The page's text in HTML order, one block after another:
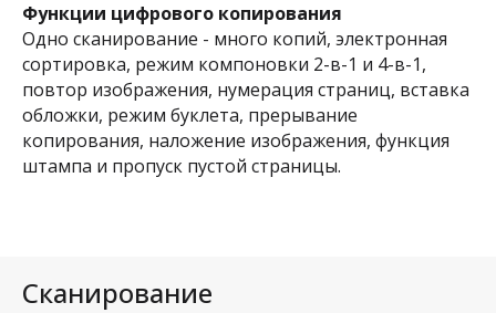
Функции цифрового копирования
Одно сканирование - много копий, электронная
сортировка, режим компоновки 2-в-1 и 4-в-1,
повтор изображения, нумерация страниц, вставка
обложки, режим буклета, прерывание
копирования, наложение изображения, функция
штампа и пропуск пустой страницы.
Сканирование